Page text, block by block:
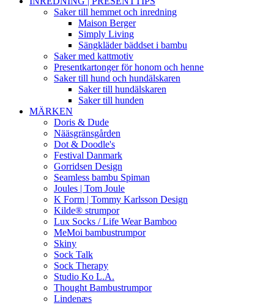
Saker till hemmet och inredning
Maison Berger
Simply Living
Sängkläder bäddset i bambu
Saker med kattmotiv
Presentkartonger för honom och henne
Saker till hund och hundälskaren
Saker till hundälskaren
Saker till hunden
MÄRKEN
Doris & Dude
Nääsgränsgården
Dot & Doodle's
Festival Danmark
Gorridsen Design
Seamless bambu Spiman
Joules | Tom Joule
K Form | Tommy Karlsson Design
Kilde® strumpor
Lux Socks / Life Wear Bamboo
MeMoi bambustrumpor
Skiny
Sock Talk
Sock Therapy
Studio Ko L.A.
Thought Bambustrumpor
Lindenæs